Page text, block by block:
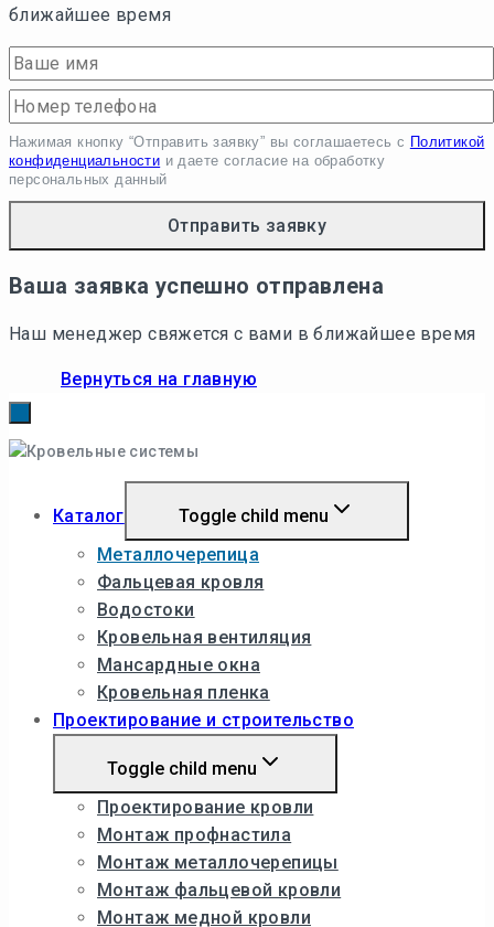
ближайшее время
Нажимая кнопку “Отправить заявку” вы соглашаетесь с Политикой
конфиденциальности и даете согласие на обработку
персональных данный
Ваша заявка успешно отправлена
Наш менеджер свяжется с вами в ближайшее время
Вернуться на главную
Каталог
Toggle child menu
Металлочерепица
Фальцевая кровля
Водостоки
Кровельная вентиляция
Мансардные окна
Кровельная пленка
Проектирование и строительство
Toggle child menu
Проектирование кровли
Монтаж профнастила
Монтаж металлочерепицы
Монтаж фальцевой кровли
Монтаж медной кровли